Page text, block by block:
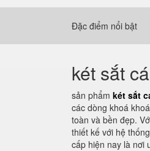
Đặc điểm nổi bật
két sắt
sản phẩm két sắt
các dòng khoá
toàn và bền đẹp.
thiết kế với hệ
cấp hiện nay là nơi